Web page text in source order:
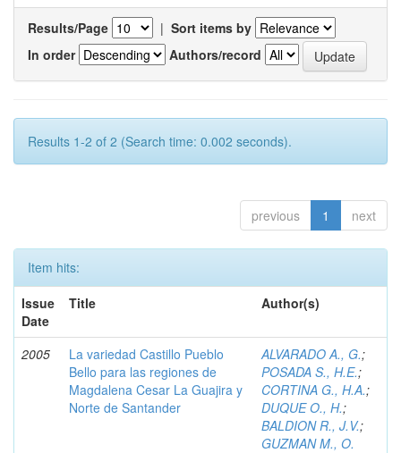
Results/Page | Sort items by
In order
Authors/record
Results 1-2 of 2 (Search time: 0.002 seconds).
previous 1 next
Item hits:
Issue
Date
Title Author(s)
2005
La variedad Castillo Pueblo
Bello para las regiones de
Magdalena Cesar La Guajira y
Norte de Santander
ALVARADO A., G.;
POSADA S., H.E.;
CORTINA G., H.A.;
DUQUE O., H.;
BALDION R., J.V.;
GUZMAN M., O.